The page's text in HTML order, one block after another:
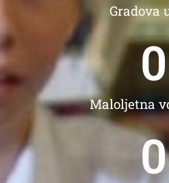
Gradova
Maloljetna
0
0